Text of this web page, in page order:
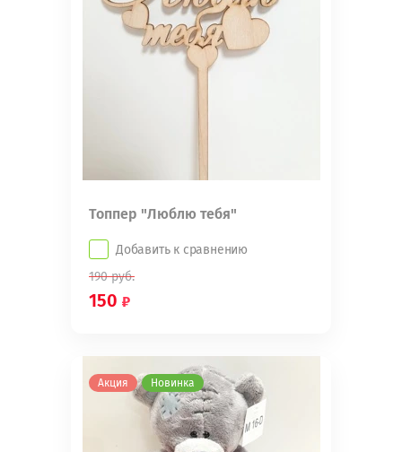
Топпер "Люблю тебя"
Добавить к сравнению
190руб.
150
Акция Новинка